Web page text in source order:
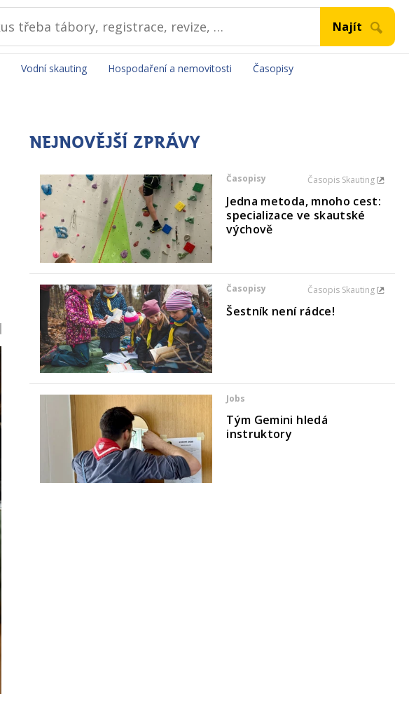
Vodní skauting Hospodaření a nemovitosti Časopisy
NEJNOVĚJŠÍ ZPRÁVY
Časopisy Časopis Skauting
Jedna metoda, mnoho cest:
specializace ve skautské
výchově
Časopisy Časopis Skauting
Šestník není rádce!
Jobs
Tým Gemini hledá
instruktory